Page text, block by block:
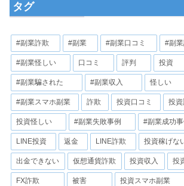
タグ
#副業詐欺 #副業 #副業口コミ #副業
#副業怪しい 口コミ 評判 投資
#副業騙された #副業収入 怪しい
#副業スマホ副業 詐欺 投資口コミ 投資
投資怪しい #副業失敗事例 #副業成功事
LINE投資 返金 LINE詐欺 投資稼げな
出金できない 仮想通貨詐欺 投資収入 投
FX詐欺 被害 投資スマホ副業